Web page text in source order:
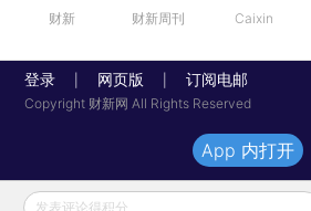
财新 财新周刊 Caixin
登录 网页版 订阅电邮
Copyright 财新网 All Rights Reserved
发表评论得积分
App 内打开